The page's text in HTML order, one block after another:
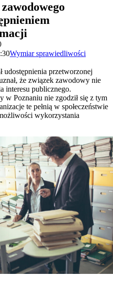
Wymiar sprawiedliwości
udostępnienia przetworzonej
że związek zawodowy nie
interesu publicznego.
Poznaniu nie zgodził się z tym
te pełnią w społeczeństwie
wykorzystania